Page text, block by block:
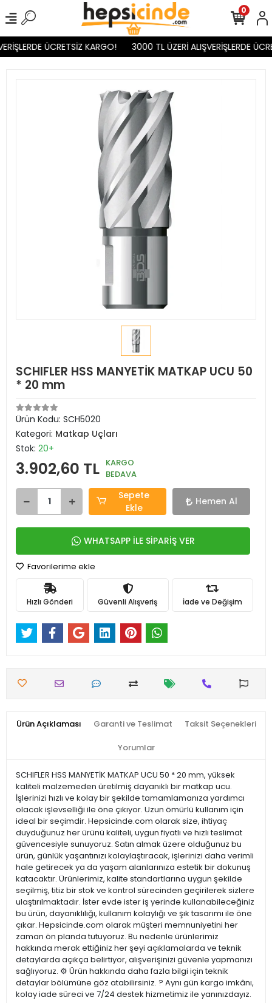
ÜCRETSİZ KARGO! 3000 TL ÜZERİ ALIŞVERİŞLERDE
0
SCHIFLER HSS MANYETİK MATKAP UCU 50
* 20 mm
Ürün Kodu: SCH5020
Kategori: Matkap Uçları
Stok: 20+
3.902,60 TL KARGO
BEDAVA
Sepete
Ekle
Hemen Al
WHATSAPP İLE SİPARİŞ VER
Favorilerime ekle
Hızlı Gönderi Güvenli Alışveriş İade ve Değişim
Ürün Açıklaması Garanti ve Teslimat Taksit Seçenekleri
Yorumlar
SCHIFLER HSS MANYETİK MATKAP UCU 50 * 20 mm, yüksek
kaliteli malzemeden üretilmiş dayanıklı bir matkap ucu.
İşlerinizi hızlı ve kolay bir şekilde tamamlamanıza yardımcı
olacak işlevselliği ile öne çıkıyor. Uzun ömürlü kullanım için
ideal bir seçimdir. Hepsicinde.com olarak size, ihtiyaç
duyduğunuz her ürünü kaliteli, uygun fiyatlı ve hızlı teslimat
güvencesiyle sunuyoruz. Satın almak üzere olduğunuz bu
ürün, günlük yaşantınızı kolaylaştıracak, işlerinizi daha verimli
hale getirecek ya da yaşam alanlarınıza estetik bir dokunuş
katacaktır. Ürünlerimiz, kalite standartlarına uygun şekilde
seçilmiş, titiz bir stok ve kontrol sürecinden geçirilerek sizlere
ulaştırılmaktadır. İster evde ister iş yerinde kullanabileceğiniz
bu ürün, dayanıklılığı, kullanım kolaylığı ve şık tasarımı ile öne
çıkar. Hepsicinde.com olarak müşteri memnuniyetini her
zaman ön planda tutuyoruz. Bu nedenle ürünlerimiz
hakkında merak ettiğiniz her şeyi açıklamalarda ve teknik
detaylarda açıkça belirtiyor, alışverişinizi güvenle yapmanızı
sağlıyoruz. ⚙️ Ürün hakkında daha fazla bilgi için teknik
detaylar bölümüne göz atabilirsiniz. ? Aynı gün kargo imkânı,
kolay iade süreci ve 7/24 destek hizmetimiz ile yanınızdayız.